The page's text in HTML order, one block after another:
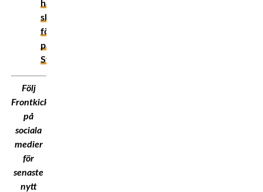
ha
skyhöga
förväntningar
på
Sverige
Följ
Frontkick.Online
på
sociala
medier
för
senaste
nytt